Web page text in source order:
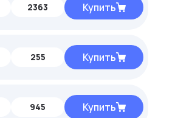
2363 Купить
255 Купить
945 Купить